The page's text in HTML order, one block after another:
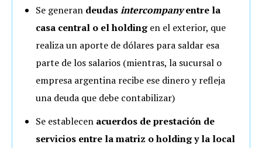
Se generan deudasintercompanyentre la
casa central o el holdingen el exterior, que
realiza un aporte de dólares para saldar esa
parte de los salarios (mientras, la sucursal o
empresa argentina recibe ese dinero y refleja
una deuda que debe contabilizar)
Se establecen acuerdos de prestación de
servicios entre la matriz o holding y la local